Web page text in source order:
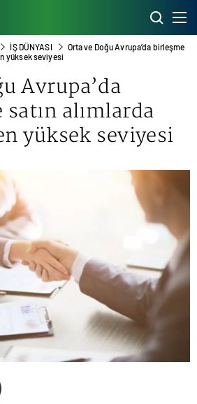
İŞ DÜNYASI
Orta ve Doğu Avrupa’da birleşme
yüksek seviyesi
Avrupa’da
alımlarda
yüksek seviyesi